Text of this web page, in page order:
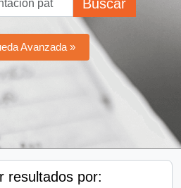
Buscar
Avanzada »
resultados por: